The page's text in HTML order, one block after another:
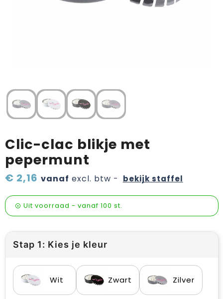
Wijn, bier en proeverij
Zomerpakketten
Clic-clac blikje met
pepermunt
€ 2,16 vanaf excl. btw - bekijk staffel
Uit voorraad - vanaf 100 st.
Stap 1: Kies je kleur
Wit Zwart Zilver